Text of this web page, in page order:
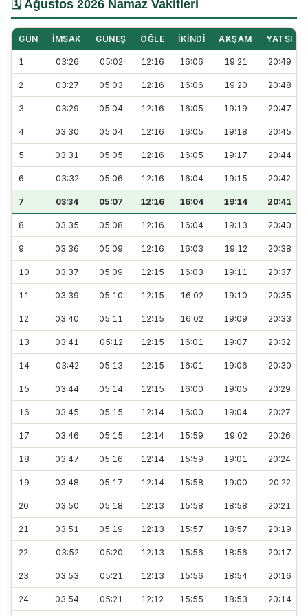
🗓️ Ağustos 2026 Namaz Vakitleri
GÜN İMSAK GÜNEŞ ÖĞLE İKINDI AKŞAM YATSI
1 03:26 05:02 12:16 16:06 19:21 20:49
2 03:27 05:03 12:16 16:06 19:20 20:48
3 03:29 05:04 12:16 16:05 19:19 20:47
4 03:30 05:04 12:16 16:05 19:18 20:45
5 03:31 05:05 12:16 16:05 19:17 20:44
6 03:32 05:06 12:16 16:04 19:15 20:42
7 03:34 05:07 12:16 16:04 19:14 20:41
8 03:35 05:08 12:16 16:04 19:13 20:40
9 03:36 05:09 12:16 16:03 19:12 20:38
10 03:37 05:09 12:15 16:03 19:11 20:37
11 03:39 05:10 12:15 16:02 19:10 20:35
12 03:40 05:11 12:15 16:02 19:09 20:33
13 03:41 05:12 12:15 16:01 19:07 20:32
14 03:42 05:13 12:15 16:01 19:06 20:30
15 03:44 05:14 12:15 16:00 19:05 20:29
16 03:45 05:15 12:14 16:00 19:04 20:27
17 03:46 05:15 12:14 15:59 19:02 20:26
18 03:47 05:16 12:14 15:59 19:01 20:24
19 03:48 05:17 12:14 15:58 19:00 20:22
20 03:50 05:18 12:13 15:58 18:58 20:21
21 03:51 05:19 12:13 15:57 18:57 20:19
22 03:52 05:20 12:13 15:56 18:56 20:17
23 03:53 05:21 12:13 15:56 18:54 20:16
24 03:54 05:21 12:12 15:55 18:53 20:14